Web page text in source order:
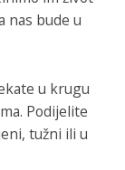
nas bude u
u krugu
Podijelite
tužni ili u